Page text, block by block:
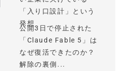
「入り口設計」という
発想
公開3日で停止された
「Claude Fable 5」は
なぜ復活できたのか？
解除の裏側...